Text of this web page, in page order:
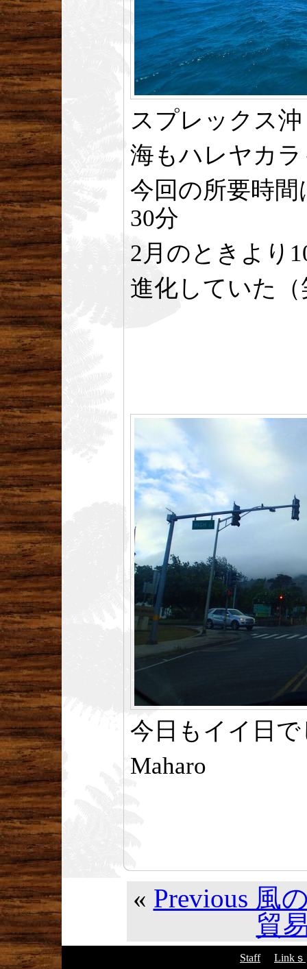
スプレックス沖
海もハレヤカ
今回の所要時
30分
2月のときより
進化していた（
今日もイイ日
Maharo
« Previous 風
貿
Staff Linkｓ